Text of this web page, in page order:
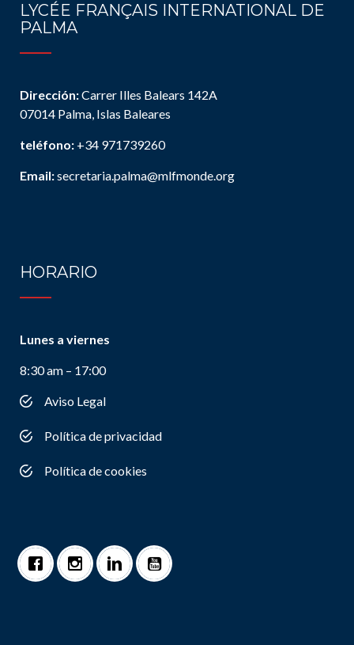
LYCÉE FRANÇAIS INTERNATIONAL DE
PALMA
Dirección:Carrer Illes Balears 142A
07014 Palma, Islas Baleares
teléfono: +34 971739260
Email:secretaria.palma@mlfmonde.org
HORARIO
Lunes a viernes
8:30 am – 17:00
Aviso Legal
Política de privacidad
Política de cookies